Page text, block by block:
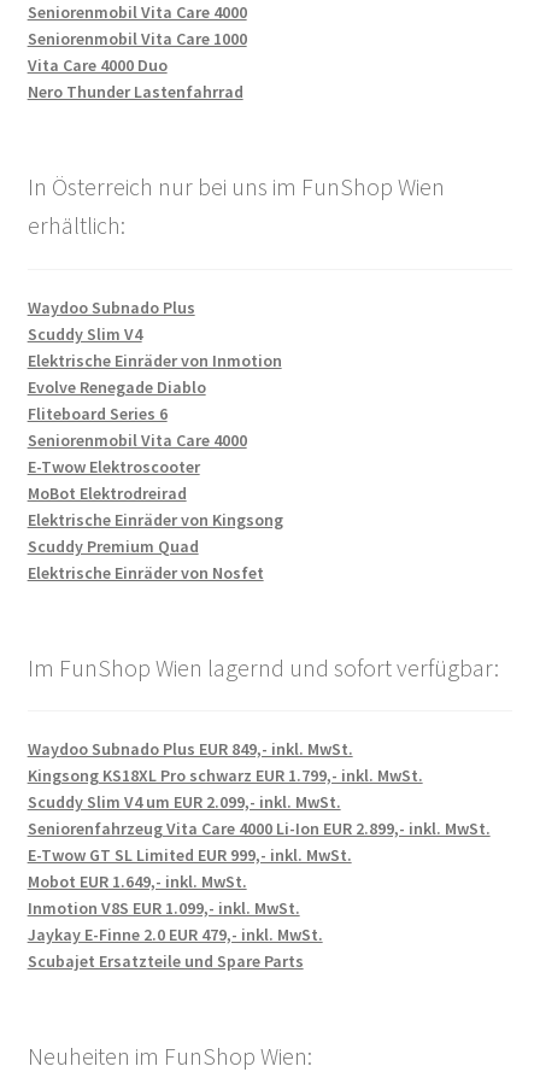
Seniorenmobil Vita Care 4000
Seniorenmobil Vita Care 1000
Vita Care 4000 Duo
Nero Thunder Lastenfahrrad
In Österreich nur bei uns im FunShop Wien
erhältlich:
Waydoo Subnado Plus
Scuddy Slim V4
Elektrische Einräder von Inmotion
Evolve Renegade Diablo
Fliteboard Series 6
Seniorenmobil Vita Care 4000
E-Twow Elektroscooter
MoBot Elektrodreirad
Elektrische Einräder von Kingsong
Scuddy Premium Quad
Elektrische Einräder von Nosfet
Im FunShop Wien lagernd und sofort verfügbar:
Waydoo Subnado Plus EUR 849,- inkl. MwSt.
Kingsong KS18XL Pro schwarz EUR 1.799,- inkl. MwSt.
Scuddy Slim V4 um EUR 2.099,- inkl. MwSt.
Seniorenfahrzeug Vita Care 4000 Li-Ion EUR 2.899,- inkl. MwSt.
E-Twow GT SL Limited EUR 999,- inkl. MwSt.
Mobot EUR 1.649,- inkl. MwSt.
Inmotion V8S EUR 1.099,- inkl. MwSt.
Jaykay E-Finne 2.0 EUR 479,- inkl. MwSt.
Scubajet Ersatzteile und Spare Parts
Neuheiten im FunShop Wien: